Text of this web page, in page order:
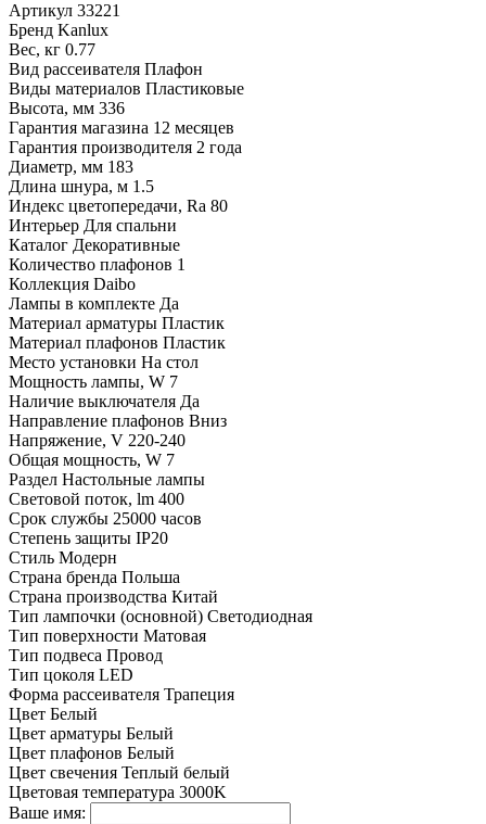
Артикул 33221
Бренд Kanlux
Вес, кг 0.77
Вид рассеивателя Плафон
Виды материалов Пластиковые
Высота, мм 336
Гарантия магазина 12 месяцев
Гарантия производителя 2 года
Диаметр, мм 183
Длина шнура, м 1.5
Индекс цветопередачи, Ra 80
Интерьер Для спальни
Каталог Декоративные
Количество плафонов 1
Коллекция Daibo
Лампы в комплекте Да
Материал арматуры Пластик
Материал плафонов Пластик
Место установки На стол
Мощность лампы, W 7
Наличие выключателя Да
Направление плафонов Вниз
Напряжение, V 220-240
Общая мощность, W 7
Раздел Настольные лампы
Световой поток, lm 400
Срок службы 25000 часов
Степень защиты IP20
Стиль Модерн
Страна бренда Польша
Страна производства Китай
Тип лампочки (основной) Светодиодная
Тип поверхности Матовая
Тип подвеса Провод
Тип цоколя LED
Форма рассеивателя Трапеция
Цвет Белый
Цвет арматуры Белый
Цвет плафонов Белый
Цвет свечения Теплый белый
Цветовая температура 3000K
Ваше имя: